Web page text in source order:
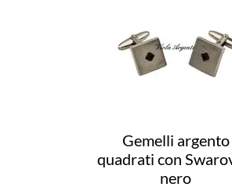
Gemelli argento
quadrati con
nero